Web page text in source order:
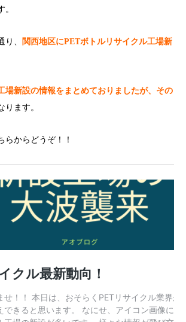
。
り、
関西地区にPETボトルリサイクル工場新
場新設の情報をまとめておりましたが、その
ります。
らからどうぞ！！